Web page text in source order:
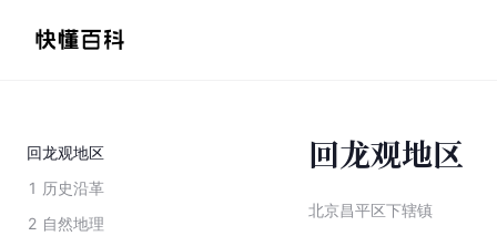
回龙观地区
1 历史沿革
2 自然地理
回龙观地区
北京昌平区下辖镇